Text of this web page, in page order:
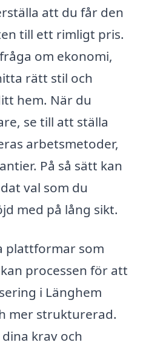
att du får den
till ett rimligt pris.
om ekonomi,
rätt stil och
hem. När du
se till att ställa
arbetsmetoder,
På så sätt kan
val som du
med på lång sikt.
plattformar som
processen för att
i Länghem
mer strukturerad.
krav och